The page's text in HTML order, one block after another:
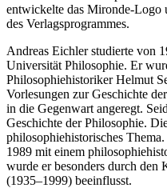
entwickelte das Mironde-Logo
des Verlagsprogrammes.
Andreas Eichler studierte von
Universität Philosophie. Er
Philosophiehistoriker Helmut
Vorlesungen zur Geschichte
in die Gegenwart angeregt.
Geschichte der Philosophie.
philosophiehistorisches
1989 mit einem
wurde er besonders durch den
(1935–1999) beeinflusst.